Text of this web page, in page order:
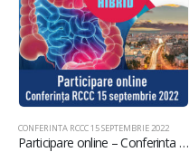
CONFERINTA RCCC 15 SEPTEMBRIE 2022
Participare online – Conferinta RCCC 15 septembrie 2022